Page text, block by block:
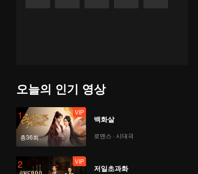
오늘의 인기 영상
1
총36회
VIP
백화살
로맨스 · 시대극
2 VIP
저일초과화